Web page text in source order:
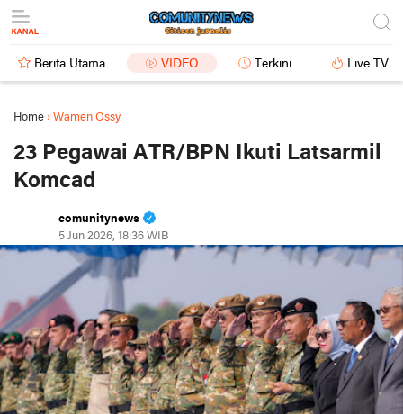
Berita Utama VIDEO Terkini Live TV
Home › Wamen Ossy
23 Pegawai ATR/BPN Ikuti Latsarmil
Komcad
comunitynews
5 Jun 2026, 18:36 WIB